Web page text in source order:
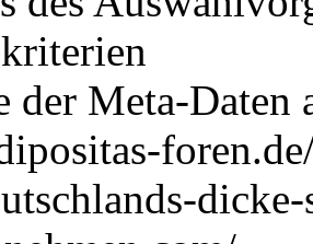
der Meta-Daten